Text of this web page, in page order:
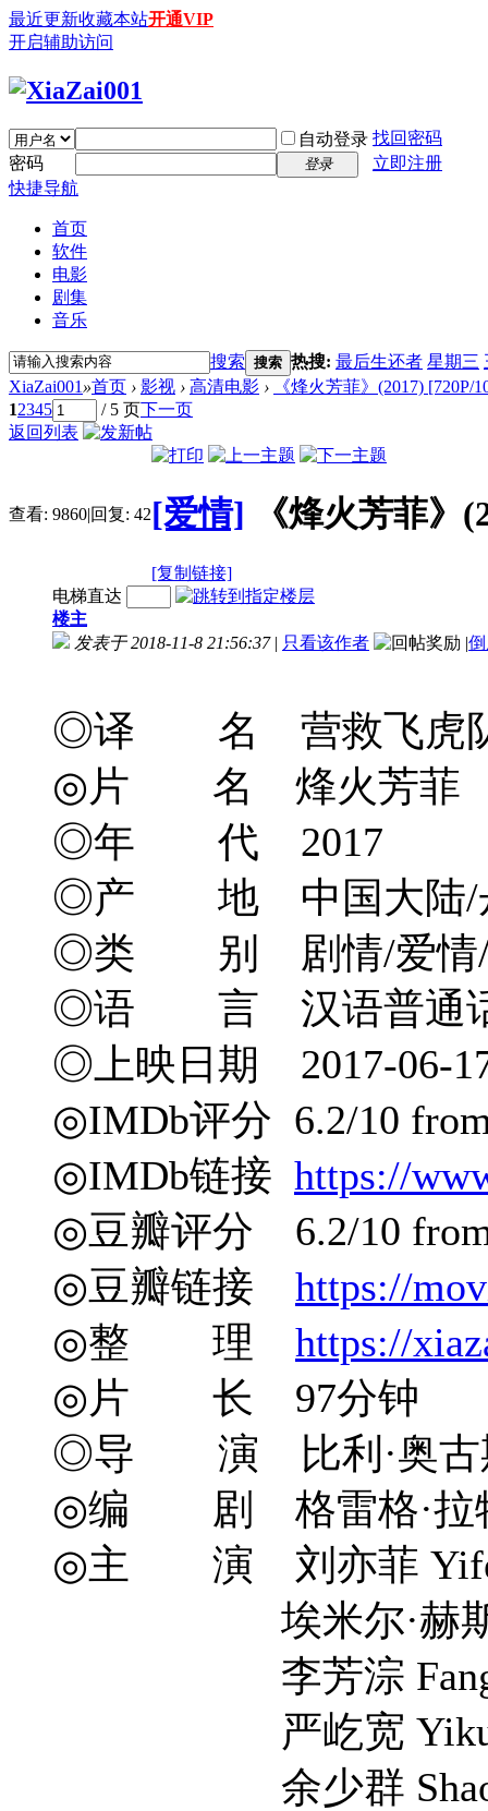
最近更新收藏本站开通VIP
开启辅助访问
自动登录 找回密码
密码
登录
立即注册
快捷导航
首页
软件
电影
剧集
音乐
搜索 搜索 热搜: 最后生还者 星期三
XiaZai001 »首页 › 影视 › 高清电影 ›
《烽火芳菲》(2017) [720P/
12345 / 5 页下一页
返回列表
查看: 9860|回复: 42[爱情] 《烽火芳菲》
[复制链接]
电梯直达
楼主
发表于 2018-11-8 21:56:37 | 只看该作者 |
◎译 名 营救飞虎队/中
◎片 名 烽火芳菲
◎年 代 2017
◎产 地 中国大陆/
◎类 别 剧情/爱情/
◎语 言 汉语普通
◎上映日期 2017-06-
◎IMDb评分 6.2/10 from
◎IMDb链接 https://
◎豆瓣评分 6.2/10 from
◎豆瓣链接 https://
◎整 理 https://
◎片 长 97分钟
◎导 演 比利·奥古斯
◎编 剧 格雷格·拉特
◎主 演 刘亦菲
埃米尔·赫斯基
李芳淙
严屹宽
余少群